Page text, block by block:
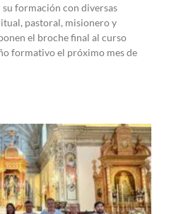
formación con diversas
pastoral, misionero y
el broche final al curso
formativo el próximo mes de